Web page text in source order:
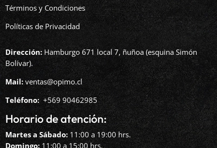
Términos y Condiciones
Políticas de Privacidad
Dirección: Hamburgo 671 local 7, ñuñoa (esquina Simón
Bolívar).
Mail: ventas@opimo.cl
Teléfono: ‪+569 90462985‬
Horario de atención:
Martes a Sábado: 11:00 a 19:00 hrs.
Domingo: 11:00 a 15:00 hrs.